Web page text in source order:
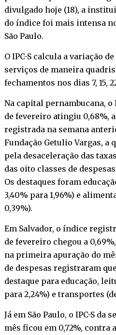
divulgado hoje (18), a
do índice foi mais intensa
São Paulo.
O IPC-S calcula a variação
serviços de maneira
fechamentos nos dias 7, 15,
Na capital pernambucana, o
de fevereiro atingiu 0,68%,
registrada na semana
Fundação Getulio Vargas, a
pela desaceleração das
das oito classes de
Os destaques foram
3,40% para 1,96%) e
0,39%).
Em Salvador, o índice
de fevereiro chegou a
na primeira apuração do
de despesas registraram
destaque para educação,
para 2,24%) e transportes
Já em São Paulo, o IPC-S da
mês ficou em 0,72%, contra